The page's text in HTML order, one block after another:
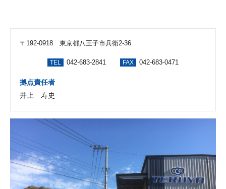
〒192-0918 東京都八王子市兵衛2-36
TEL 042-683-2841 FAX 042-683-0471
拠点責任者
井上 寿史